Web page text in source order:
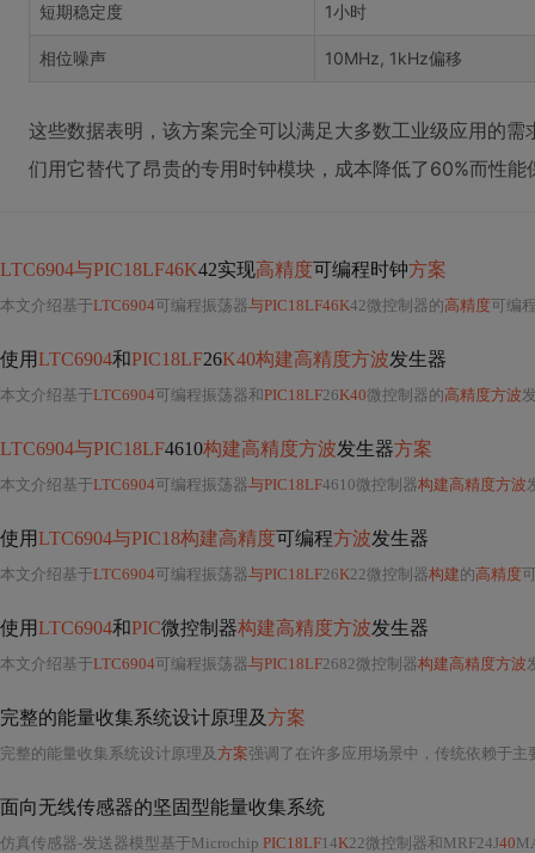
短期稳定度 1小时
相位噪声 10MHz, 1kHz偏移
这些数据表明，该方案完全可以满足大多数工业级应用的
们用它替代了昂贵的专用时钟模块，成本降低了60%而性能
LTC6904与PIC18LF46K42实现高精度可编程时钟方案
本文介绍基于LTC6904可编程振荡器与PIC18LF46K42微控制器的高精度可编
使用LTC6904和PIC18LF26K40构建高精度方波发生器
本文介绍基于LTC6904可编程振荡器和PIC18LF26K40微控制器的高精度方波发生
LTC6904与PIC18LF4610构建高精度方波发生器方案
本文介绍基于LTC6904可编程振荡器与PIC18LF4610微控制器构建高精度方波
使用LTC6904与PIC18构建高精度可编程方波发生器
本文介绍基于LTC6904可编程振荡器与PIC18LF26K22微控制器构建的高精度
使用LTC6904和PIC微控制器构建高精度方波发生器
本文介绍基于LTC6904可编程振荡器与PIC18LF2682微控制器构建高精度方波
完整的能量收集系统设计原理及方案
完整的能量收集系统设计原理及 方案强调了在许多应用场景中，传统依赖于主要电池供电的方式不再适用，特别是那些需要低功耗且能持续运行的传感器-发送器设备。这类系统通常需要的能量
面向无线传感器的坚固型能量收集系统
仿真传感器-发送器模型基于Microchip PIC18LF14K22微控制器和MRF24J40MA